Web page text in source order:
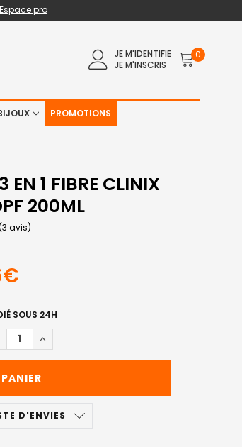
pro
JE M'IDENTIFIE
JE M'INSCRIS
0
PROMOTIONS
EN 1 FIBRE CLINIX
200ML
avis)
SOUS 24H
LA QUANTITÉ DE LOTION
AUGMENTER LA QUANTITÉ DE LOTION
D'ENVIES